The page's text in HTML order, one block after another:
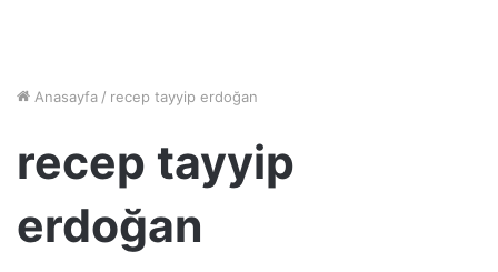
Anasayfa / recep tayyip erdoğan
recep tayyip
erdoğan